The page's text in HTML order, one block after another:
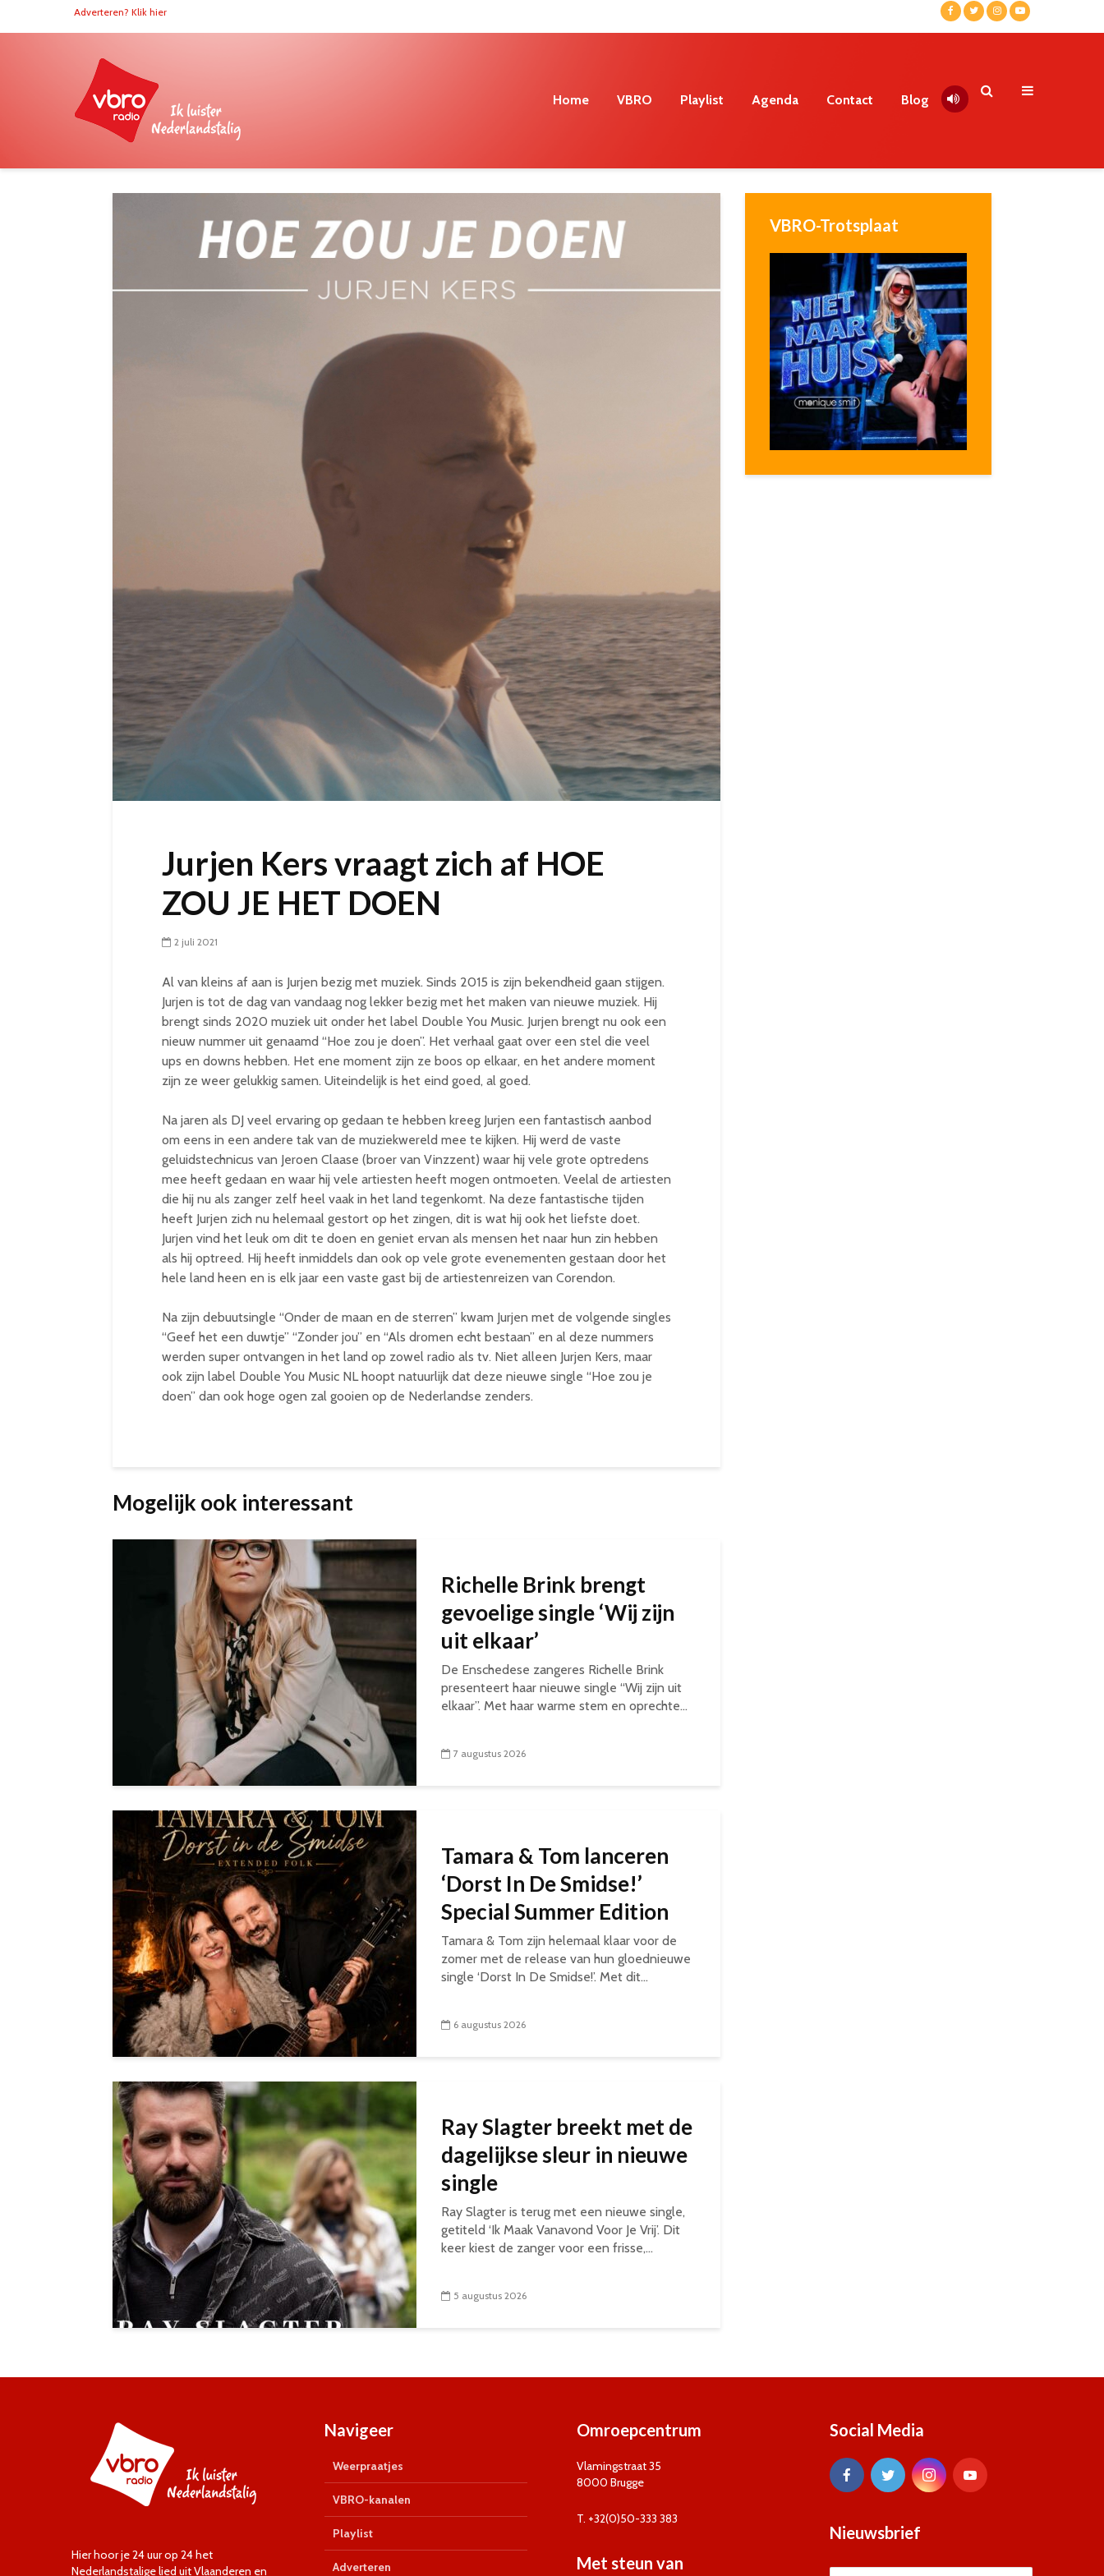
Adverteren? Klik hier
Home VBRO Playlist Agenda Contact Blog
Jurjen Kers vraagt zich af HOE
ZOU JE HET DOEN
2 juli 2021
Al van kleins af aan is Jurjen bezig met muziek. Sinds 2015 is zijn bekendheid gaan stijgen.
Jurjen is tot de dag van vandaag nog lekker bezig met het maken van nieuwe muziek. Hij
brengt sinds 2020 muziek uit onder het label Double You Music. Jurjen brengt nu ook een
nieuw nummer uit genaamd “Hoe zou je doen”. Het verhaal gaat over een stel die veel
ups en downs hebben. Het ene moment zijn ze boos op elkaar, en het andere moment
zijn ze weer gelukkig samen. Uiteindelijk is het eind goed, al goed.
Na jaren als DJ veel ervaring op gedaan te hebben kreeg Jurjen een fantastisch aanbod
om eens in een andere tak van de muziekwereld mee te kijken. Hij werd de vaste
geluidstechnicus van Jeroen Claase (broer van Vinzzent) waar hij vele grote optredens
mee heeft gedaan en waar hij vele artiesten heeft mogen ontmoeten. Veelal de artiesten
die hij nu als zanger zelf heel vaak in het land tegenkomt. Na deze fantastische tijden
heeft Jurjen zich nu helemaal gestort op het zingen, dit is wat hij ook het liefste doet.
Jurjen vind het leuk om dit te doen en geniet ervan als mensen het naar hun zin hebben
als hij optreed. Hij heeft inmiddels dan ook op vele grote evenementen gestaan door het
hele land heen en is elk jaar een vaste gast bij de artiestenreizen van Corendon.
Na zijn debuutsingle “Onder de maan en de sterren” kwam Jurjen met de volgende singles
“Geef het een duwtje” “Zonder jou” en “Als dromen echt bestaan” en al deze nummers
werden super ontvangen in het land op zowel radio als tv. Niet alleen Jurjen Kers, maar
ook zijn label Double You Music NL hoopt natuurlijk dat deze nieuwe single “Hoe zou je
doen” dan ook hoge ogen zal gooien op de Nederlandse zenders.
Mogelijk ook interessant
Richelle Brink brengt
gevoelige single ‘Wij zijn
uit elkaar’
De Enschedese zangeres Richelle Brink
presenteert haar nieuwe single “Wij zijn uit
elkaar”. Met haar warme stem en oprechte...
7 augustus 2026
Tamara & Tom lanceren
‘Dorst In De Smidse!’
Special Summer Edition
Tamara & Tom zijn helemaal klaar voor de
zomer met de release van hun gloednieuwe
single ‘Dorst In De Smidse!’. Met dit...
6 augustus 2026
Ray Slagter breekt met de
dagelijkse sleur in nieuwe
single
Ray Slagter is terug met een nieuwe single,
getiteld ‘Ik Maak Vanavond Voor Je Vrij’. Dit
keer kiest de zanger voor een frisse,...
5 augustus 2026
VBRO-Trotsplaat
Hier hoor je 24 uur op 24 het
Nederlandstalige lied uit Vlaanderen en
Navigeer
Weerpraatjes
VBRO-kanalen
Playlist
Adverteren
Omroepcentrum
Vlamingstraat 35
8000 Brugge
T. +32(0)50-333 383
Met steun van
Social Media
Nieuwsbrief